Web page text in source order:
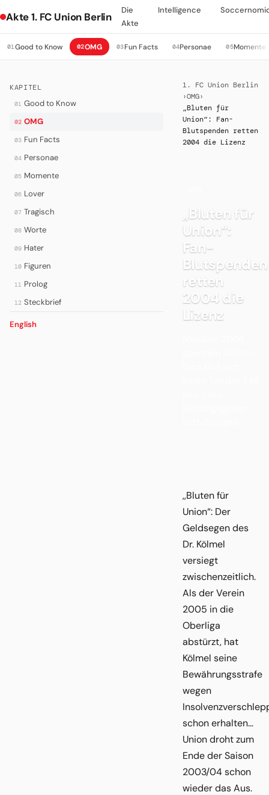
Akte 1. FC Union Berlin
Die
Akte
Intelligence
01Good to Know 02OMG 03Fun Facts 04Personae 05Momente
KAPITEL
01 Good to Know
02 OMG
03 Fun Facts
04 Personae
05 Momente
06 Lover
07 Tragisch
08 Worte
09 Hater
10 Figuren
11 Prolog
12 Steckbrief
English
1. FC Union Berlin
›OMG›
„Bluten für
Union“: Fan-
Blutspenden retten
2004 die Lizenz
„Bluten für
Union“:
Fan-
Blutspenden
retten
2004 die
Lizenz
,,Bluten für
Union“: Der
Geldsegen des
Dr. Kölmel
versiegt
zwischenzeitlich.
Als der Verein
2005 in die
Oberliga
abstürzt, hat
Kölmel seine
Bewährungsstrafe
wegen
schon erhalten…
Union droht zum
Ende der Saison
2003/04 schon
wieder das Aus.